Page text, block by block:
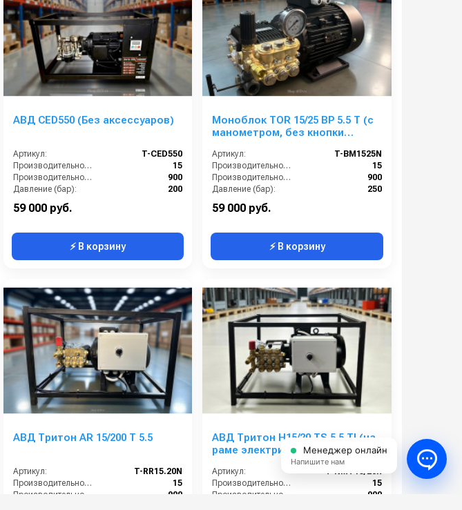
АВД CED550 (Без аксессуаров)
Артикул:
T-CED550
Производительность (л/мин):
15
Производительность (л/ч):
900
Давление (бар):
200
Напряжение (В):
59 000 руб.
⚡ В корзину
Моноблок TOR 15/25 BP 5.5 T (с
манометром, без кнопки
Артикул:
T-BM1525N
Производительность (л/мин):
15
Производительность (л/ч):
900
Давление (бар):
250
Напряжение (В):
59 000 руб.
⚡ В корзину
АВД Тритон AR 15/200 T 5.5
Артикул:
T-RR15.20N
Производительность (л/мин):
15
Производительность (л/ч):
900
АВД Тритон H15/20 TS 5.5 TI (на
раме электрика с
теплозащитой)
Артикул:
Производительность (л/мин):
15
900
Менеджер онлайн
Напишите нам